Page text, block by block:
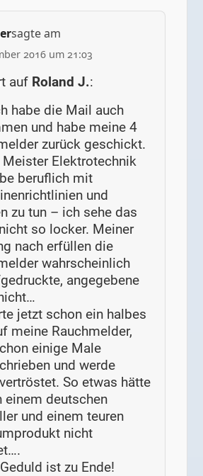
sagte am
2016 um 21:03
auf Roland J.:
habe die Mail auch
und habe meine 4
zurück geschickt.
Meister Elektrotechnik
beruflich mit
und
zu tun – ich sehe das
so locker. Meiner
nach erfüllen die
wahrscheinlich
angegebene
jetzt schon ein halbes
meine Rauchmelder,
einige Male
und werde
So etwas hätte
einem deutschen
und einem teuren
nicht
ist zu Ende!